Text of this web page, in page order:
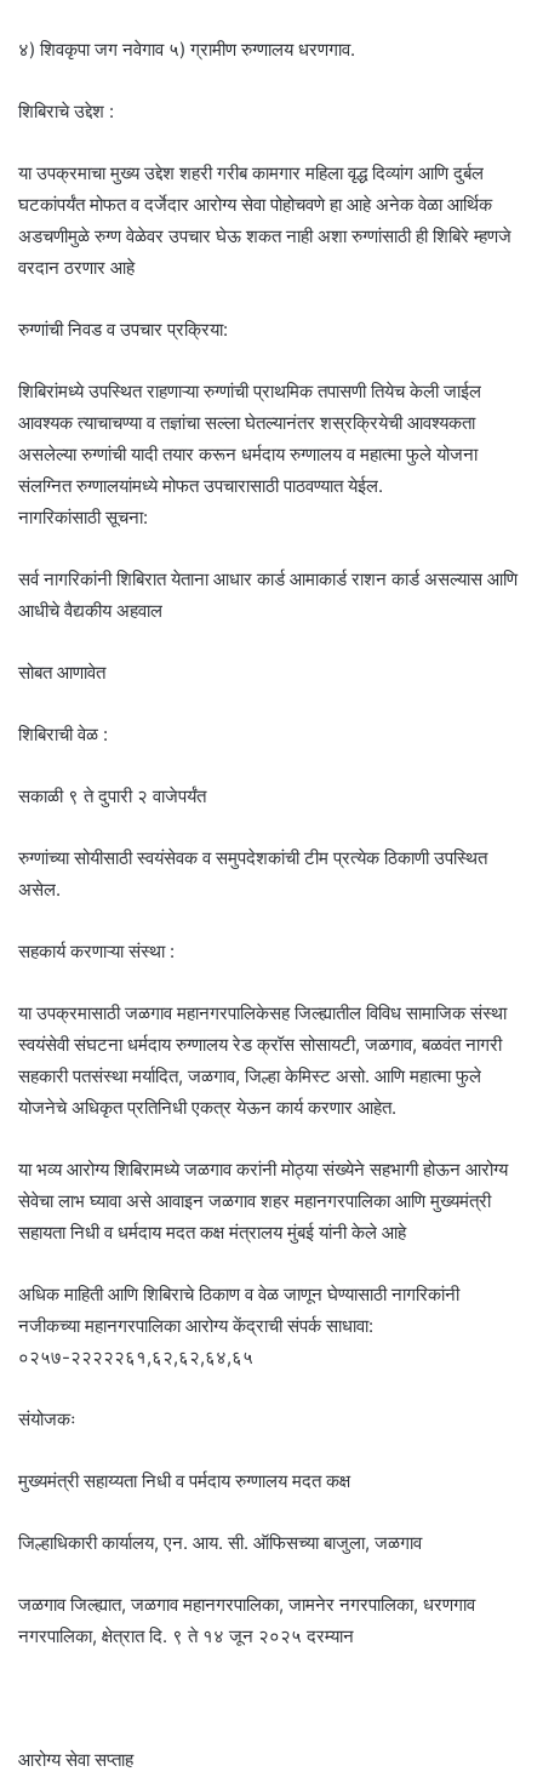
४) शिवकृपा जग नवेगाव ५) ग्रामीण रुग्णालय धरणगाव.
शिबिराचे उद्देश :
या उपक्रमाचा मुख्य उद्देश शहरी गरीब कामगार महिला वृद्ध दिव्यांग आणि दुर्बल
घटकांपर्यंत मोफत व दर्जेदार आरोग्य सेवा पोहोचवणे हा आहे अनेक वेळा आर्थिक
अडचणीमुळे रुग्ण वेळेवर उपचार घेऊ शकत नाही अशा रुग्णांसाठी ही शिबिरे म्हणजे
वरदान ठरणार आहे
रुग्णांची निवड व उपचार प्रक्रिया:
शिबिरांमध्ये उपस्थित राहणाऱ्या रुग्णांची प्राथमिक तपासणी तियेच केली जाईल
आवश्यक त्याचाचण्या व तज्ञांचा सल्ला घेतल्यानंतर शस्रक्रियेची आवश्यकता
असलेल्या रुग्णांची यादी तयार करून धर्मदाय रुग्णालय व महात्मा फुले योजना
संलग्नित रुग्णालयांमध्ये मोफत उपचारासाठी पाठवण्यात येईल.
नागरिकांसाठी सूचना:
सर्व नागरिकांनी शिबिरात येताना आधार कार्ड आमाकार्ड राशन कार्ड असल्यास आणि
आधीचे वैद्यकीय अहवाल
सोबत आणावेत
शिबिराची वेळ :
सकाळी ९ ते दुपारी २ वाजेपर्यंत
रुग्णांच्या सोयीसाठी स्वयंसेवक व समुपदेशकांची टीम प्रत्येक ठिकाणी उपस्थित
असेल.
सहकार्य करणाऱ्या संस्था :
या उपक्रमासाठी जळगाव महानगरपालिकेसह जिल्ह्यातील विविध सामाजिक संस्था
स्वयंसेवी संघटना धर्मदाय रुग्णालय रेड क्रॉस सोसायटी, जळगाव, बळवंत नागरी
सहकारी पतसंस्था मर्यादित, जळगाव, जिल्हा केमिस्ट असो. आणि महात्मा फुले
योजनेचे अधिकृत प्रतिनिधी एकत्र येऊन कार्य करणार आहेत.
या भव्य आरोग्य शिबिरामध्ये जळगाव करांनी मोठ्या संख्येने सहभागी होऊन आरोग्य
सेवेचा लाभ घ्यावा असे आवाइन जळगाव शहर महानगरपालिका आणि मुख्यमंत्री
सहायता निधी व धर्मदाय मदत कक्ष मंत्रालय मुंबई यांनी केले आहे
अधिक माहिती आणि शिबिराचे ठिकाण व वेळ जाणून घेण्यासाठी नागरिकांनी
नजीकच्या महानगरपालिका आरोग्य केंद्राची संपर्क साधावा:
०२५७-२२२२२६१,६२,६२,६४,६५
संयोजकः
मुख्यमंत्री सहाय्यता निधी व पर्मदाय रुग्णालय मदत कक्ष
जिल्हाधिकारी कार्यालय, एन. आय. सी. ऑफिसच्या बाजुला, जळगाव
जळगाव जिल्ह्यात, जळगाव महानगरपालिका, जामनेर नगरपालिका, धरणगाव
नगरपालिका, क्षेत्रात दि. ९ ते १४ जून २०२५ दरम्यान
आरोग्य सेवा सप्ताह